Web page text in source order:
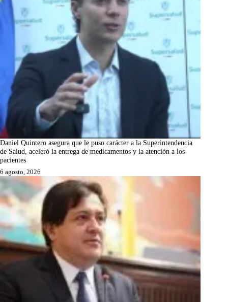
Daniel Quintero asegura que le puso carácter a la Superintendencia
de Salud, aceleró la entrega de medicamentos y la atención a los
pacientes
6 agosto, 2026